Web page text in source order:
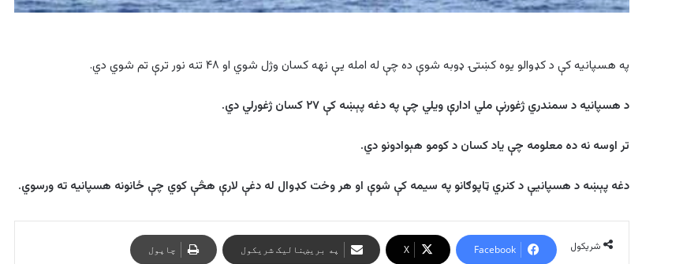
په هسپانیه کې د کډوالو یوه کښتۍ ډوبه شوې ده چې له امله یې نهه کسان وژل شوي او ۴۸ تنه نور ترې تم شوي دي.
د هسپانیه د سمندري ژغورنې ملي ادارې ویلي چې په دغه پېښه کې ۲۷ کسان ژغورلي دي.
تر اوسه نه ده معلومه چې یاد کسان د کومو هېوادونو دي.
دغه پېښه د هسپانیې د کنري ټاپوګانو په سیمه کې شوې او هر وخت کډوال له دغې لارې هڅې کوي چې ځانونه هسپانیه ته ورسوي.
شریکول Facebook
X په بریښنالیک شریکول چاپول